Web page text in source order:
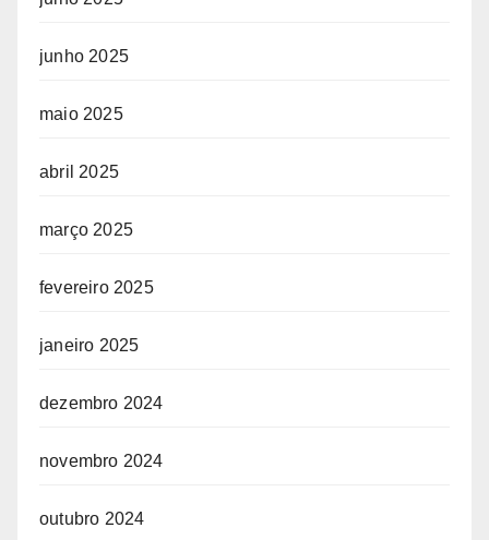
junho 2025
maio 2025
abril 2025
março 2025
fevereiro 2025
janeiro 2025
dezembro 2024
novembro 2024
outubro 2024